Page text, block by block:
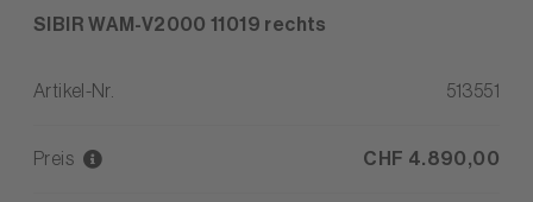
SIBIR WAM-V2000 11019 rechts
Artikel-Nr. 513551
Preis CHF 4.890,00